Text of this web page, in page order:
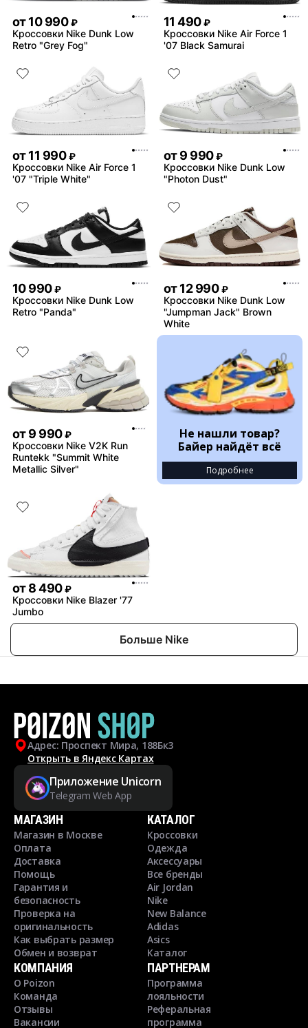
от10 990 ₽
Кроссовки Nike Dunk Low
Retro "Grey Fog"
11 490 ₽
Кроссовки Nike Air Force 1
'07 Black Samurai
от11 990 ₽
Кроссовки Nike Air Force 1
'07 "Triple White"
от9 990 ₽
Кроссовки Nike Dunk Low
"Photon Dust"
10 990 ₽
Кроссовки Nike Dunk Low
Retro "Panda"
от12 990 ₽
Кроссовки Nike Dunk Low
"Jumpman Jack" Brown
White
от9 990 ₽
Кроссовки Nike V2K Run
Runtekk "Summit White
Metallic Silver"
Не нашли товар?
Байер найдёт всё
Подробнее
от8 490 ₽
Кроссовки Nike Blazer '77
Jumbo
Больше Nike
Адрес: Проспект Мира, 188Бк3
Открыть в Яндекс Картах
Приложение Unicorn
Telegram Web App
МАГАЗИН
Магазин в Москве
Оплата
Доставка
Помощь
Гарантия и
безопасность
Проверка на
оригинальность
Как выбрать размер
Обмен и возврат
КАТАЛОГ
Кроссовки
Одежда
Аксессуары
Все бренды
Air Jordan
Nike
New Balance
Adidas
Asics
Каталог
КОМПАНИЯ
О Poizon
Команда
Отзывы
Вакансии
ПАРТНЕРАМ
Программа
лояльности
Реферальная
программа